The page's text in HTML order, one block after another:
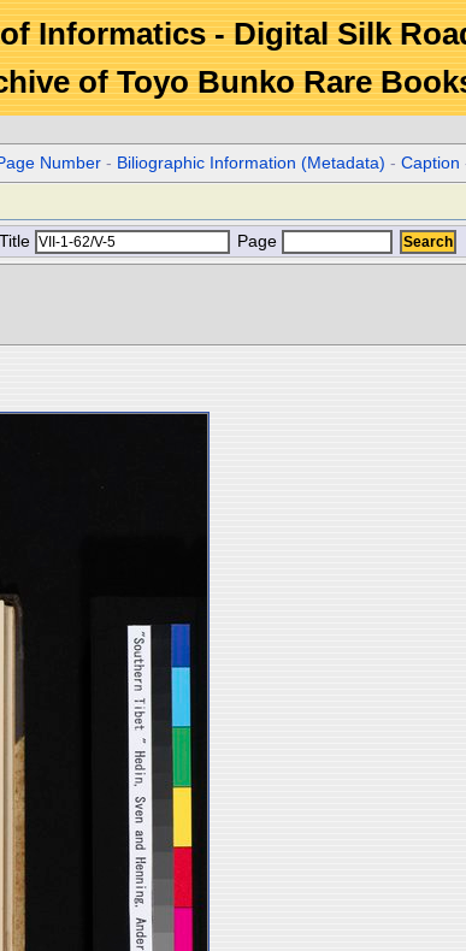
Informatics - Digital Silk
of Toyo Bunko Rare
Number - Biliographic Information (Metadata) -Caption
Title Page